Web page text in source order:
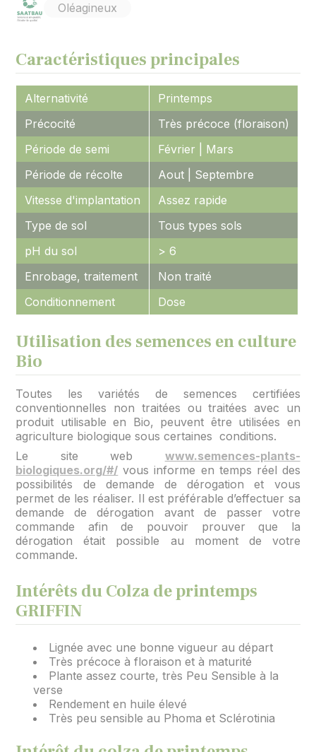
Oléagineux
Caractéristiques principales
Alternativité
Printemps
Précocité
Très précoce (floraison)
Période de semi
Février | Mars
Période de récolte
Aout | Septembre
Vitesse d'implantation
Assez rapide
Type de sol
Tous types sols
pH du sol
> 6
Enrobage, traitement
Non traité
Conditionnement
Dose
Utilisation des semences en culture
Bio
Toutes les variétés de semences certifiées
conventionnelles non traitées ou traitées avec un
produit utilisable en Bio, peuvent être utilisées en
agriculture biologique sous certaines conditions.
Le site web www.semences-plants-
biologiques.org/#/ vous informe en temps réel des
possibilités de demande de dérogation et vous
permet de les réaliser. Il est préférable d’effectuer sa
demande de dérogation avant de passer votre
commande afin de pouvoir prouver que la
dérogation était possible au moment de votre
commande.
Intérêts du Colza de printemps
GRIFFIN
Lignée avec une bonne vigueur au départ
Très précoce à floraison et à maturité
Plante assez courte, très Peu Sensible à la
verse
Rendement en huile élevé
Très peu sensible au Phoma et Sclérotinia